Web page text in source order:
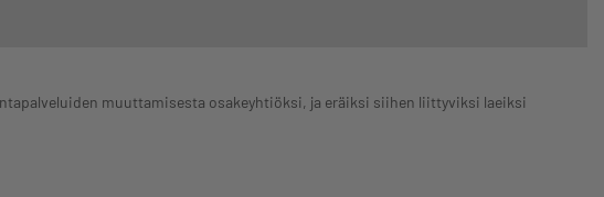
muuttamisesta osakeyhtiöksi, ja eräiksi siihen liittyviksi laeiksi